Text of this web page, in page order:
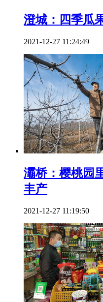
澄城：四季瓜
2021-12-27 11:24:49
灞桥：樱桃园
丰产
2021-12-27 11:19:50